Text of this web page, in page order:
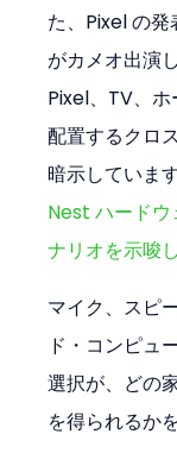
た、Pixel の
がカメオ出演
Pixel、TV、
配置するクロ
暗示していま
Nest ハードウ
ナリオを示唆
マイク、スピ
ド・コンピュ
選択が、どの
を得られるか